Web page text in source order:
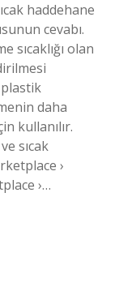
haddehane
cevabı.
sıcaklığı olan
daha
kullanılır.
sıcak
›
›…